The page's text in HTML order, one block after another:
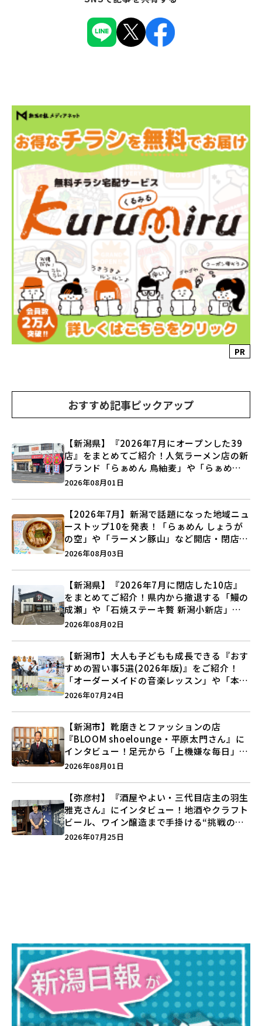
PR
おすすめ記事ピックアップ
【新潟県】『2026年7月にオープンした39
店』をまとめてご紹介！人気ラーメン店の新
ブランド「らぁめん 鳥紬麦」や「らぁめん
しょうがの空」など盛りだくさん♪
2026年08月01日
【2026年7月】新潟で話題になった地域ニュ
ーストップ10を発表！「らぁめん しょうが
の空」や「ラーメン豚山」など開店・閉店の
注目記事をランキングでご紹介♪
2026年08月03日
【新潟県】『2026年7月に閉店した10店』
をまとめてご紹介！県内から撤退する「鰻の
成瀬」や「石焼ステーキ贅 新潟小新店」が
営業に幕…。
2026年08月02日
【新潟市】大人も子どもも成長できる『おす
すめの習い事5選(2026年版)』をご紹介！
「オーダーメイドの音楽レッスン」や「本格
キックボクシング」で新しい自分を見つけよ
2026年07月24日
【新潟市】靴磨きとファッションの店
『BLOOM shoelounge・平原太門さん』に
インタビュー！足元から「上機嫌な毎日」を
つくる装いの提案とは？
2026年08月01日
【弥彦村】『酒屋やよい・三代目店主の羽生
雅克さん』にインタビュー！地酒やクラフト
ビール、ワイン醸造まで手掛ける“挑戦の歴
史”に迫る♪
2026年07月25日